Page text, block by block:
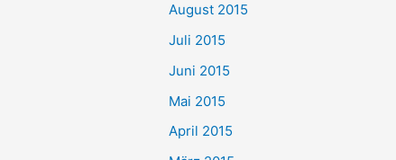
August 2015
Juli 2015
Juni 2015
Mai 2015
April 2015